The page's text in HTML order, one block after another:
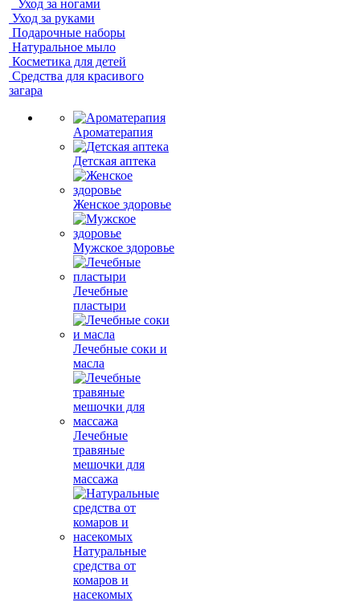
Уход за ногами
Уход за руками
Подарочные наборы
Натуральное мыло
Косметика для детей
Средства для красивого
загара
Ароматерапия
Детская аптека
Женское здоровье
Мужское здоровье
Лечебные
пластыри
Лечебные соки и
масла
Лечебные
травяные
мешочки для
массажа
Натуральные
средства от
комаров и
насекомых